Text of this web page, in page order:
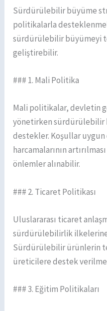
Sürdürülebilir büyüme
politikalarla
sürdürülebilir büyümeyi
geliştirebilir.
### 1. Mali Politika
Mali politikalar, devletin
yönetirken sürdürülebilir
destekler. Koşullar
harcamalarının
önlemler alınabilir.
### 2. Ticaret Politikası
Uluslararası ticaret
sürdürülebilirlik
Sürdürülebilir ürünlerin
üreticilere destek
### 3. Eğitim Politikaları